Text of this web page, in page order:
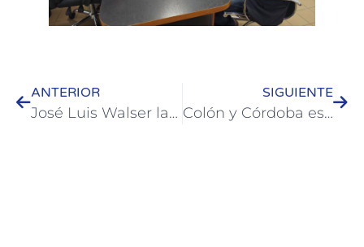
ANTERIOR
José Luis Walser lanzó la segunda etapa del Plan Municipal de Pavimentación con fondos propios
SIGUIENTE
Colón y Córdoba estrechan lazos turísticos con una agenda común de promoción y vinculación